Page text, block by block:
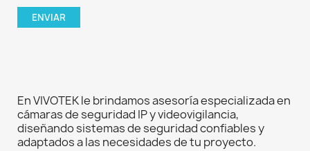
En VIVOTEK le brindamos asesoría especializada en
cámaras de seguridad IP y videovigilancia,
diseñando sistemas de seguridad confiables y
adaptados a las necesidades de tu proyecto.